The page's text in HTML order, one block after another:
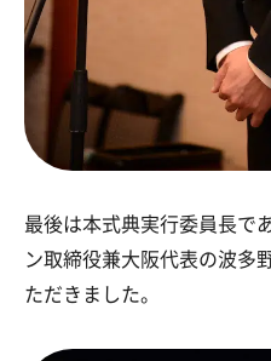
最後は本式典実行委員長で
ン取締役兼大阪代表の波多
ただきました。